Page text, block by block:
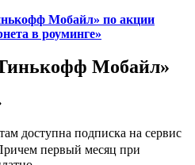
Мобайл» по акции
в роуминге»
Мобайл»
доступна подписка на сервис
первый месяц при